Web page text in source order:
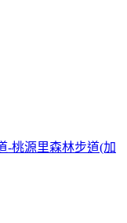
-桃源里森林步道(加